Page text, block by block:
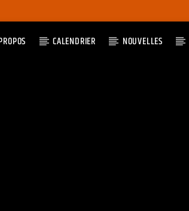
CALENDRIER NOUVELLES